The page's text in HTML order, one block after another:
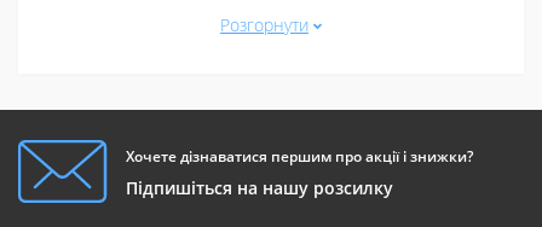
організмі людини пов'язані з порушенням функцій
збереження здоров'я.
Розгорнути
Хочете дізнаватися першим про акції і знижки?
Підпишіться на нашу розсилку